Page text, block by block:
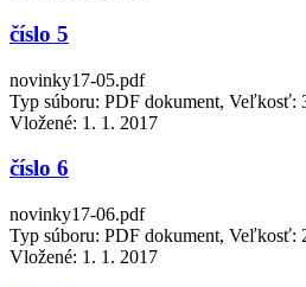
číslo 5
novinky17-05.pdf
Typ súboru: PDF dokument, Veľkosť:
Vložené: 1. 1. 2017
číslo 6
novinky17-06.pdf
Typ súboru: PDF dokument, Veľkosť:
Vložené: 1. 1. 2017